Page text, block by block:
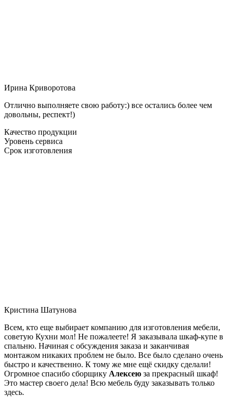
Ирина Криворотова
Отлично выполняете свою работу:) все остались более чем
довольны, респект!)
Качество продукции
Уровень сервиса
Срок изготовления
Кристина Шатунова
Всем, кто еще выбирает компанию для изготовления мебели,
советую Кухни мол! Не пожалеете! Я заказывала шкаф-купе в
спальню. Начиная с обсуждения заказа и заканчивая
монтажом никаких проблем не было. Все было сделано очень
быстро и качественно. К тому же мне ещё скидку сделали!
Огромное спасибо сборщику Алексею за прекрасный шкаф!
Это мастер своего дела! Всю мебель буду заказывать только
здесь.